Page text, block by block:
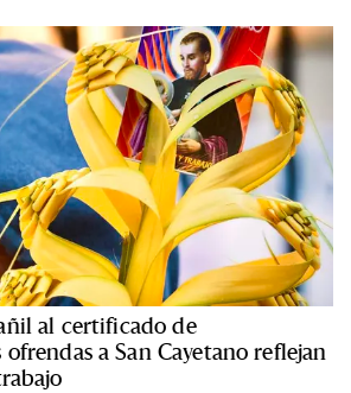
al certificado de
a San Cayetano reflejan